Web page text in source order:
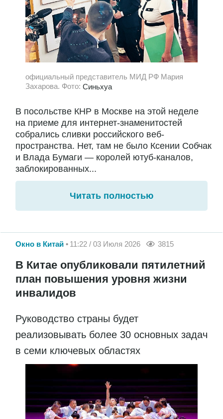
официальный представитель МИД РФ Мария
Захарова. Фото: Синьхуа
В посольстве КНР в Москве на этой неделе
на приеме для интернет-знаменитостей
собрались сливки российского веб-
пространства. Нет, там не было Ксении Собчак
и Влада Бумаги — королей ютуб-каналов,
заблокированных...
Читать полностью
Окно в Китай 11:22 / 03 Июля 2026 3815
В Китае опубликовали пятилетний
план повышения уровня жизни
инвалидов
Руководство страны будет
реализовывать более 30 основных задач
в семи ключевых областях